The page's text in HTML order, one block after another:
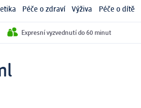
Péče o zdraví Výživa Péče o dítě
Expresní vyzvednutí do 60 minut